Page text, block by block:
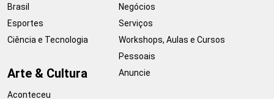
Brasil
Esportes
Ciência e Tecnologia
Arte & Cultura
Aconteceu
Negócios
Serviços
Workshops, Aulas e Cursos
Pessoais
Anuncie